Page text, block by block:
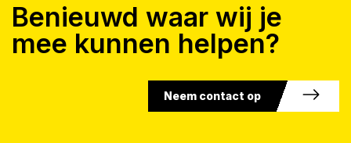
Benieuwd waar wij je
mee kunnen helpen?
Neem contact op